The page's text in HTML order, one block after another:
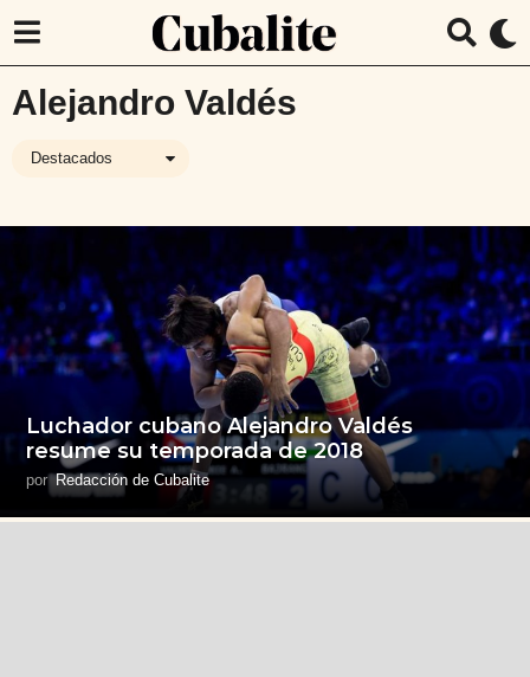
Alejandro Valdés
Destacados
Luchador cubano Alejandro Valdés
resume su temporada de 2018
por Redacción de Cubalite